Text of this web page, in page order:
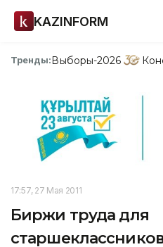
KAZINFORM
Тренды:Выборы-2026
17:57, 27 Мая 2011
Биржи труда для